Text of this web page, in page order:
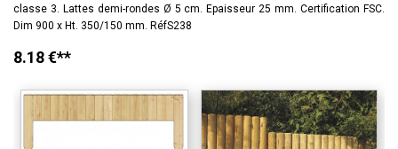
classe 3. Lattes demi-rondes Ø 5 cm. Epaisseur 25 mm. Certification FSC.
Dim 900 x Ht. 350/150 mm. RéfS238
8.18 €**